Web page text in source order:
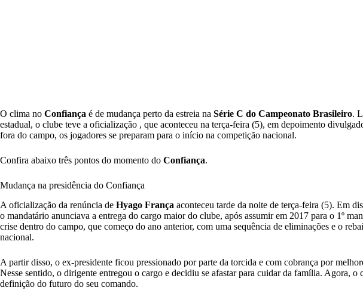
O clima no Confiança é de mudança perto da estreia na Série C do Campeonato Brasileiro.
estadual, o clube teve a oficialização , que aconteceu na terça-feira (5), em depoimento
fora do campo, os jogadores se preparam para o início na competição nacional.
Confira abaixo três pontos do momento do Confiança.
Mudança na presidência do Confiança
A oficialização da renúncia de Hyago França aconteceu tarde da noite de terça-feira (5). Em
o mandatário anunciava a entrega do cargo maior do clube, após assumir em 2017 para o 1º
crise dentro do campo, que começo do ano anterior, com uma sequência de eliminações e o
nacional.
A partir disso, o ex-presidente ficou pressionado por parte da torcida e com cobrança por
Nesse sentido, o dirigente entregou o cargo e decidiu se afastar para cuidar da família. Agora, o
definição do futuro do seu comando.